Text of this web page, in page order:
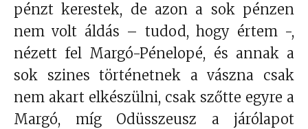
pénzt kerestek, de azon a sok pénzen
nem volt áldás – tudod, hogy értem -,
nézett fel Margó-Pénelopé, és annak a
sok szines történetnek a vászna csak
nem akart elkészülni, csak szőtte egyre a
Margó, míg Odüsszeusz a járólapot